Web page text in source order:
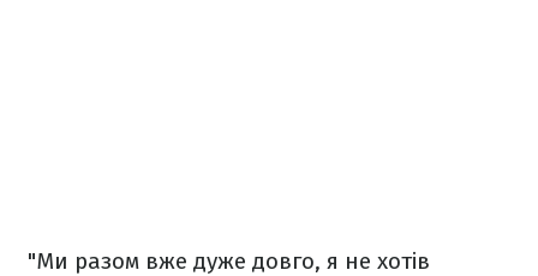
"Ми разом вже дуже довго, я не хотів